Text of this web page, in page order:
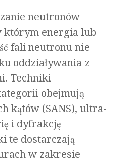
neutronów
którym energia lub
fali neutronu nie
oddziaływania z
Techniki
obejmują
kątów (SANS), ultra-
i dyfrakcję
te dostarczają
w zakresie